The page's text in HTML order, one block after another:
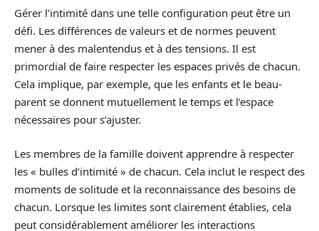
Gérer l’intimité dans une telle configuration peut être un
défi. Les différences de valeurs et de normes peuvent
mener à des malentendus et à des tensions. Il est
primordial de faire respecter les espaces privés de chacun.
Cela implique, par exemple, que les enfants et le beau-
parent se donnent mutuellement le temps et l’espace
nécessaires pour s’ajuster.
Les membres de la famille doivent apprendre à respecter
les « bulles d’intimité » de chacun. Cela inclut le respect des
moments de solitude et la reconnaissance des besoins de
chacun. Lorsque les limites sont clairement établies, cela
peut considérablement améliorer les interactions